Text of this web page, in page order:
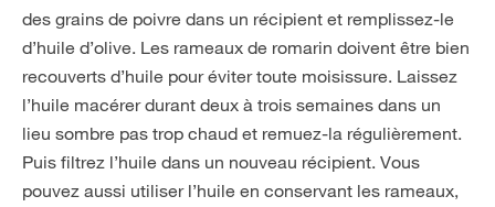
des grains de poivre dans un récipient et remplissez-le
d’huile d’olive. Les rameaux de romarin doivent être bien
recouverts d’huile pour éviter toute moisissure. Laissez
l’huile macérer durant deux à trois semaines dans un
lieu sombre pas trop chaud et remuez-la régulièrement.
Puis filtrez l’huile dans un nouveau récipient. Vous
pouvez aussi utiliser l’huile en conservant les rameaux,